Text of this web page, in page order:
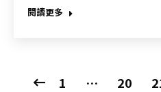
閱讀更多
1 … 20